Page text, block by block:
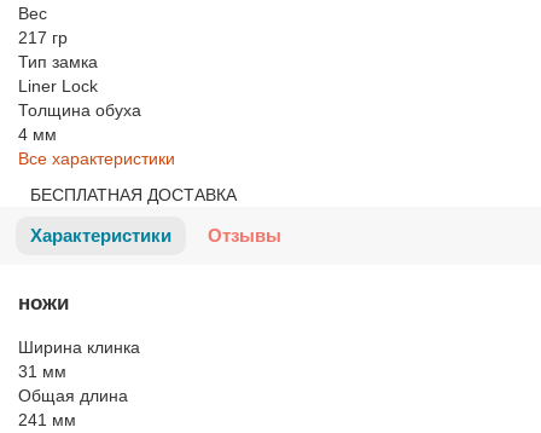
Вес
217 гр
Тип замка
Liner Lock
Толщина обуха
4 мм
Все характеристики
БЕСПЛАТНАЯ ДОСТАВКА
Характеристики Отзывы
ножи
Ширина клинка
31 мм
Общая длина
241 мм